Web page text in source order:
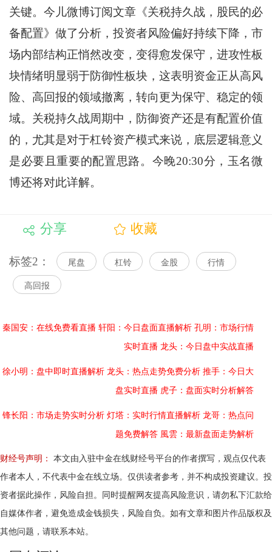
关键。今儿微博订阅文章《关税持久战，股民的必
备配置》做了分析，投资者风险偏好持续下降，市
场内部结构正悄然改变，变得愈发保守，进攻性板
块情绪明显弱于防御性板块，这表明资金正从高风
险、高回报的领域撤离，转向更为保守、稳定的领
域。关税持久战周期中，防御资产还是有配置价值
的，尤其是对于杠铃资产模式来说，底层逻辑意义
是必要且重要的配置思路。今晚20:30分，玉名微
博还将对此详解。
分享 收藏
标签2： 尾盘 杠铃 金股 行情
高回报
秦国安：在线免费看直播 轩阳：今日盘面直播解析 孔明：市场行情
实时直播 龙头：今日盘中实战直播
徐小明：盘中即时直播解析 龙头：热点走势免费分析 推手：今日大
盘实时直播 虎子：盘面实时分析解答
锋长阳：市场走势实时分析 灯塔：实时行情直播解析 龙哥：热点问
题免费解答 風雲：最新盘面走势解析
财经号声明：
本文由入驻中金在线财经号平台的作者撰写，观点仅代表
作者本人，不代表中金在线立场。仅供读者参考，并不构成投资建议。投
资者据此操作，风险自担。同时提醒网友提高风险意识，请勿私下汇款给
自媒体作者，避免造成金钱损失，风险自负。如有文章和图片作品版权及
其他问题，请联系本站。